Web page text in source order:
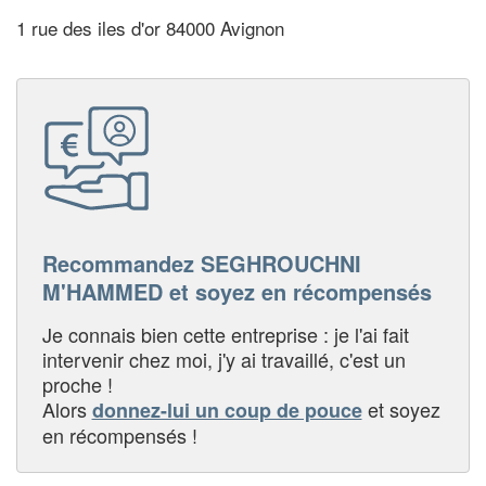
1 rue des iles d'or 84000 Avignon
Recommandez SEGHROUCHNI
M'HAMMED et soyez en récompensés
Je connais bien cette entreprise : je l'ai fait
intervenir chez moi, j'y ai travaillé, c'est un
proche !
Alorsdonnez-lui un coup de pouceet soyez
en récompensés !